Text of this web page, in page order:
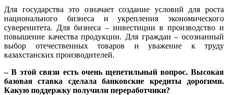
Для государства это означает создание условий для роста
национального бизнеса и укрепления экономического
суверенитета. Для бизнеса – инвестиции в производство и
повышение качества продукции. Для граждан – осознанный
выбор отечественных товаров и уважение к труду
казахстанских производителей.
– В этой связи есть очень щепетильный вопрос. Высокая
базовая ставка сделала банковские кредиты дорогими.
Какую поддержку получили переработчики?